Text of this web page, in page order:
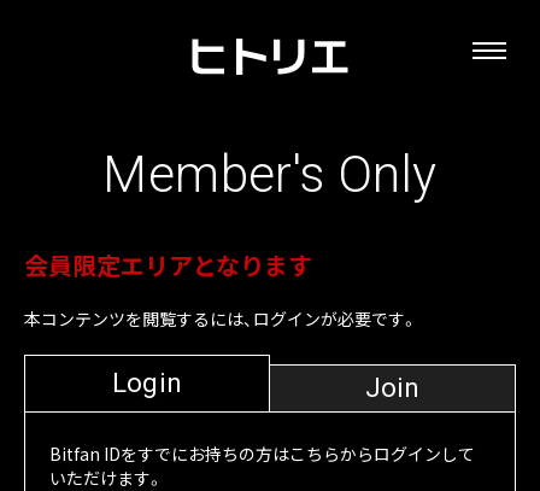
Member's Only
会員限定エリアとなります
本コンテンツを閲覧するには、ログインが必要です。
Login Join
Bitfan IDをすでにお持ちの方はこちらからログインして
いただけます。